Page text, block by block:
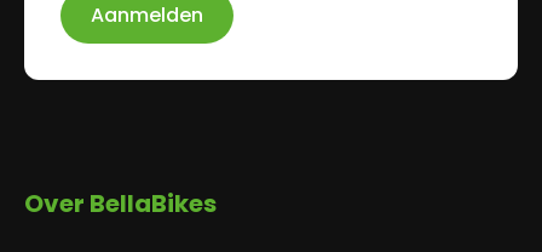
Aanmelden
Over BellaBikes